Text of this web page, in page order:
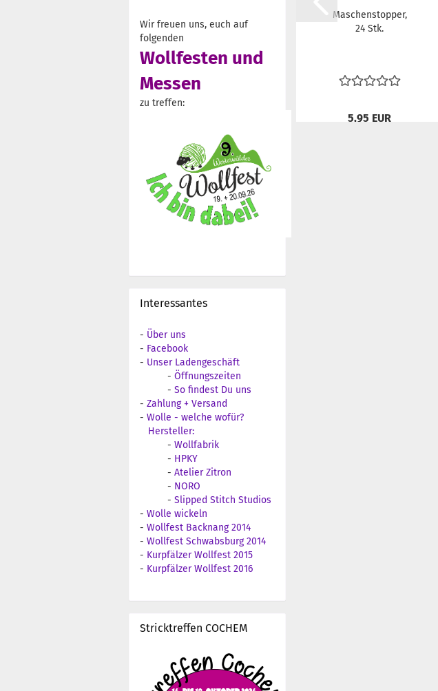
Maschenstopper,
24 Stk.
5,95 EUR
Wir freuen uns, euch auf
folgenden
Wollfesten und
Messen
zu treffen:
Interessantes
- Über uns
- Facebook
- Unser Ladengeschäft
- Öffnungszeiten
- So findest Du uns
- Zahlung + Versand
- Wolle - welche wofür?
Hersteller:
- Wollfabrik
- HPKY
- Atelier Zitron
- NORO
- Slipped Stitch Studios
- Wolle wickeln
- Wollfest Backnang 2014
- Wollfest Schwabsburg 2014
- Kurpfälzer Wollfest 2015
- Kurpfälzer Wollfest 2016
Stricktreffen COCHEM